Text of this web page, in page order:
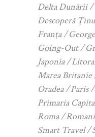
Delta Dunării
Descoperă
Franța
Going-Out
Japonia
Marea Britanie
Oradea
Paris
Primaria
Roma
Smart Travel